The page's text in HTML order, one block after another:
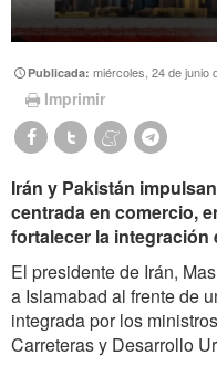
Publicada:miércoles, 24 de junio
Imprimir
Irán y Pakistán
centrada en comercio,
fortalecer la integración
El presidente de Irán,
a Islamabad al frente de
integrada por los
Carreteras y Desarrollo